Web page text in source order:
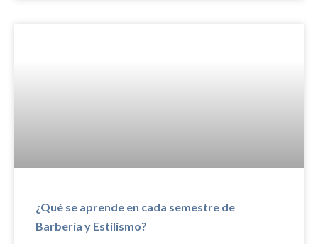
¿Qué se aprende en cada semestre de
Barbería y Estilismo?